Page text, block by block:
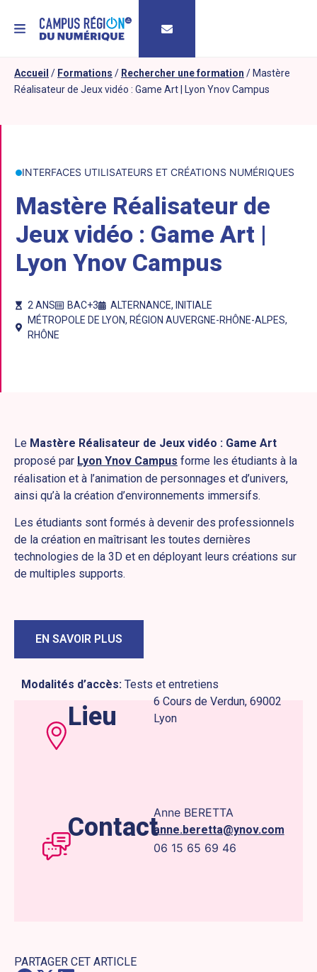
MENU
Accueil / Formations / Rechercher une formation / Mastère
Réalisateur de Jeux vidéo : Game Art | Lyon Ynov Campus
INTERFACES UTILISATEURS ET CRÉATIONS NUMÉRIQUES
Mastère Réalisateur de
Jeux vidéo : Game Art |
Lyon Ynov Campus
2 ANS BAC+3 ALTERNANCE, INITIALE
MÉTROPOLE DE LYON, RÉGION AUVERGNE-RHÔNE-ALPES,
RHÔNE
Le Mastère Réalisateur de Jeux vidéo : Game Art
proposé par Lyon Ynov Campus forme les étudiants à la
réalisation et à l’animation de personnages et d’univers,
ainsi qu’à la création d’environnements immersifs.
Les étudiants sont formés à devenir des professionnels
de la création en maîtrisant les toutes dernières
technologies de la 3D et en déployant leurs créations sur
de multiples supports.
EN SAVOIR PLUS
Modalités d’accès: Tests et entretiens
Lieu
6 Cours de Verdun, 69002
Lyon
ContactAnne BERETTA
anne.beretta@ynov.com
06 15 65 69 46
PARTAGER CET ARTICLE